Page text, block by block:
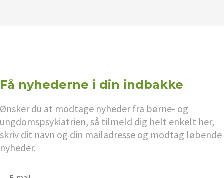
Få nyhederne i din indbakke
Ønsker du at modtage nyheder fra børne- og
ungdomspsykiatrien, så tilmeld dig helt enkelt her,
skriv dit navn og din mailadresse og modtag løbende
nyheder.